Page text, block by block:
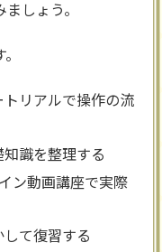
しょう。
リアルで操作の流
識を整理する
ン動画講座で実際
て復習する